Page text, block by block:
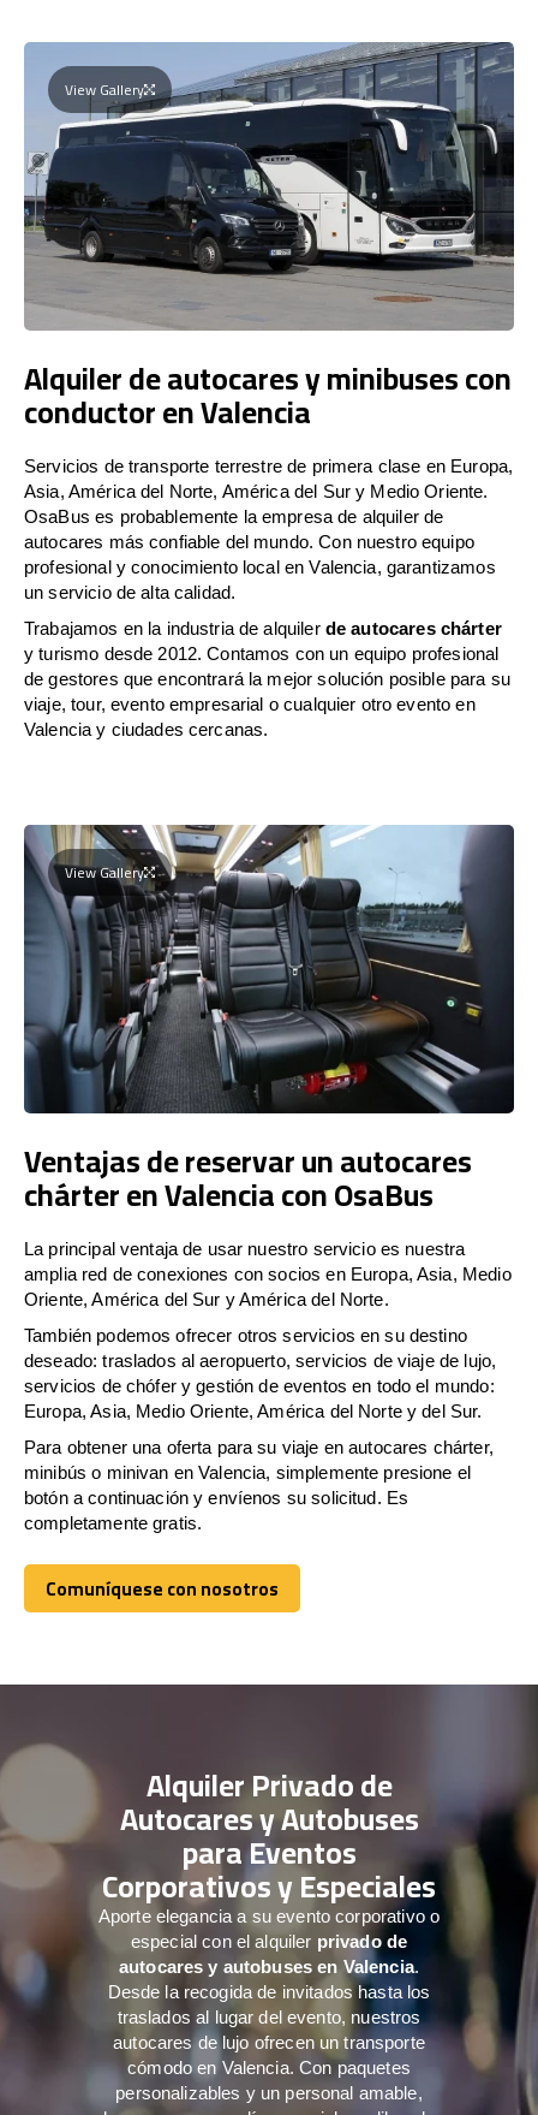
View Gallery
Alquiler de autocares y minibuses con
conductor en Valencia
Servicios de transporte terrestre de primera clase en Europa,
Asia, América del Norte, América del Sur y Medio Oriente.
OsaBus es probablemente la empresa de alquiler de
autocares más confiable del mundo. Con nuestro equipo
profesional y conocimiento local en Valencia, garantizamos
un servicio de alta calidad.
Trabajamos en la industria de alquiler de autocares chárter
y turismo desde 2012. Contamos con un equipo profesional
de gestores que encontrará la mejor solución posible para su
viaje, tour, evento empresarial o cualquier otro evento en
Valencia y ciudades cercanas.
View Gallery
Ventajas de reservar un autocares
chárter en Valencia con OsaBus
La principal ventaja de usar nuestro servicio es nuestra
amplia red de conexiones con socios en Europa, Asia, Medio
Oriente, América del Sur y América del Norte.
También podemos ofrecer otros servicios en su destino
deseado: traslados al aeropuerto, servicios de viaje de lujo,
servicios de chófer y gestión de eventos en todo el mundo:
Europa, Asia, Medio Oriente, América del Norte y del Sur.
Para obtener una oferta para su viaje en autocares chárter,
minibús o minivan en Valencia, simplemente presione el
botón a continuación y envíenos su solicitud. Es
completamente gratis.
Comuníquese con nosotros
Comuníquese con nosotros
Alquiler Privado de
Autocares y Autobuses
para Eventos
Corporativos y Especiales
Aporte elegancia a su evento corporativo o
especial con el alquiler privado de
autocares y autobuses en Valencia.
Desde la recogida de invitados hasta los
traslados al lugar del evento, nuestros
autocares de lujo ofrecen un transporte
cómodo en Valencia. Con paquetes
personalizables y un personal amable,